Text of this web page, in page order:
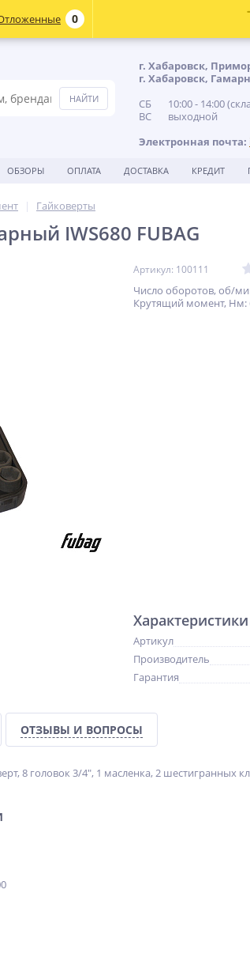
г. Хабаровск,
г. Хабаровск,
СБ 10:00 - 14:00
ВС выходной
Электронная почта:
ОБЗОРЫ ОПЛАТА ДОСТАВКА КРЕДИТ
Гайковерты
IWS680 FUBAG
Артикул: 100111
Число оборотов, об/
Крутящий момент, Нм:
Характеристики
Артикул
Производитель
Гарантия
ОТЗЫВЫ И ВОПРОСЫ
8 головок 3/4", 1 масленка, 2 шестигранных
0